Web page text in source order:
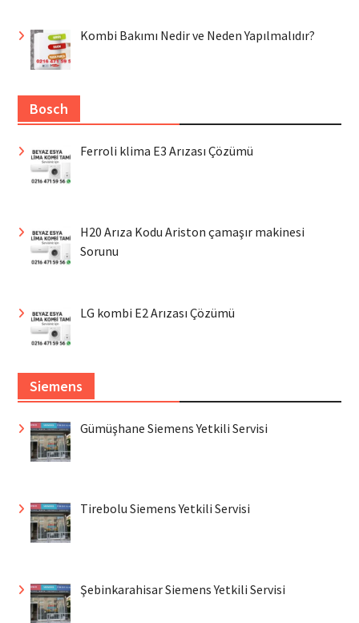
Kombi Bakımı Nedir ve Neden Yapılmalıdır?
Bosch
Ferroli klima E3 Arızası Çözümü
H20 Arıza Kodu Ariston çamaşır makinesi
Sorunu
LG kombi E2 Arızası Çözümü
Siemens
Gümüşhane Siemens Yetkili Servisi
Tirebolu Siemens Yetkili Servisi
Şebinkarahisar Siemens Yetkili Servisi